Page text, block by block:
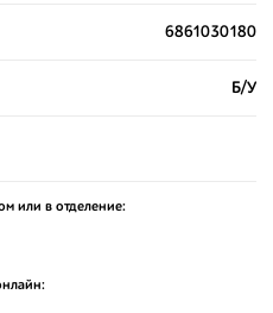
6861030180
Б/У
или в отделение: